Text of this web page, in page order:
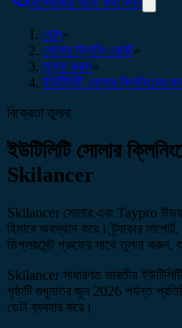
হোম»
সোলার ক্লিনিং রোবট»
তুলনা করুন»
ইউটিলিটি সোলার
বিক্রেতা তুলনা
ইউটিলিটি সোলার
Skilancer
Skilancer সোলার এবং Taypro উভয়ই
হিসাবে অবস্থান করে। ট্র্যাকার
ডিপ্লয়মেন্ট প্রুফের সাথে তুলনা করুন,
Skilancer সাধারণত ভারতীয়
পৃষ্ঠাটি শুধুমাত্র জুন 2026 পর্যন্ত
ডেটা ব্যবহার করে।